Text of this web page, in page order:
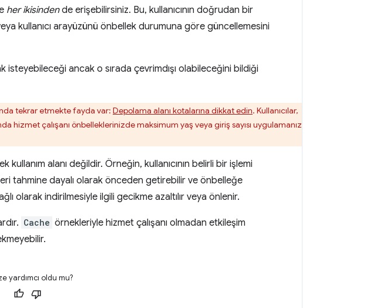
her ikisindende erişebilirsiniz. Bu, kullanıcının doğrudan bir
kullanıcı arayüzünü önbellek durumuna göre güncellemesini
isteyebileceği ancak o sırada çevrimdışı olabileceğini bildiği
tekrar etmekte fayda var: Depolama alanı kotalarına dikkat edin. Kullanıcılar,
hizmet çalışanı önbelleklerinizde maksimum yaş veya giriş sayısı uygulamanız
kullanım alanı değildir. Örneğin, kullanıcının belirli bir işlemi
tahmine dayalı olarak önceden getirebilir ve önbelleğe
olarak indirilmesiyle ilgili gecikme azaltılır veya önlenir.
Cache örnekleriyle hizmet çalışanı olmadan etkileşim
yardımcı oldu mu?